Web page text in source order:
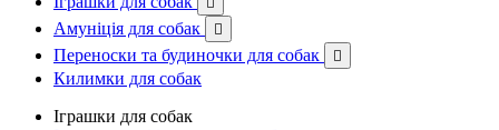
Амуніція для собак 
Переноски та будиночки для собак 
Килимки для собак
Іграшки для собак